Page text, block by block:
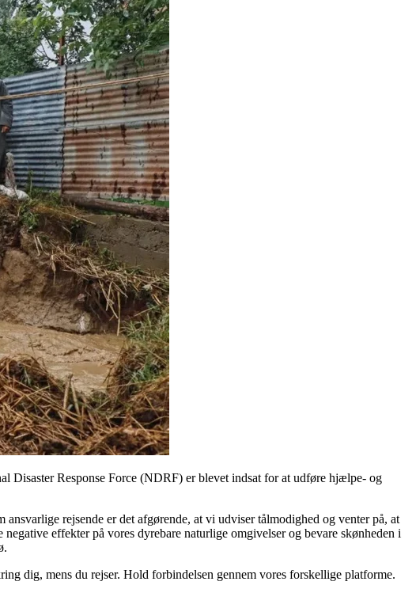
Disaster Response Force (NDRF) er blevet indsat for at udføre hjælpe- og
rejsende er det afgørende, at vi udviser tålmodighed og venter på, at
effekter på vores dyrebare naturlige omgivelser og bevare skønheden i
dig, mens du rejser. Hold forbindelsen gennem vores forskellige platforme.